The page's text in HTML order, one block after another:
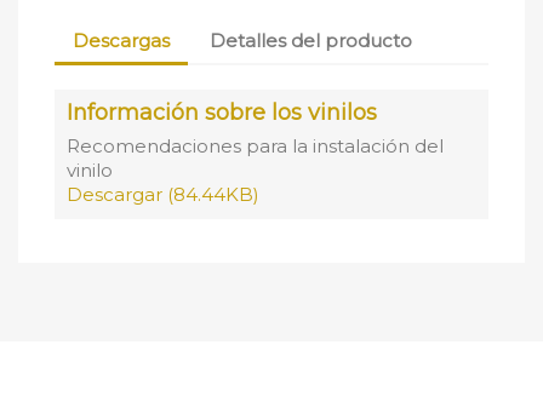
Descargas Detalles del producto
Información sobre los vinilos
Recomendaciones para la instalación del
vinilo
Descargar (84.44KB)